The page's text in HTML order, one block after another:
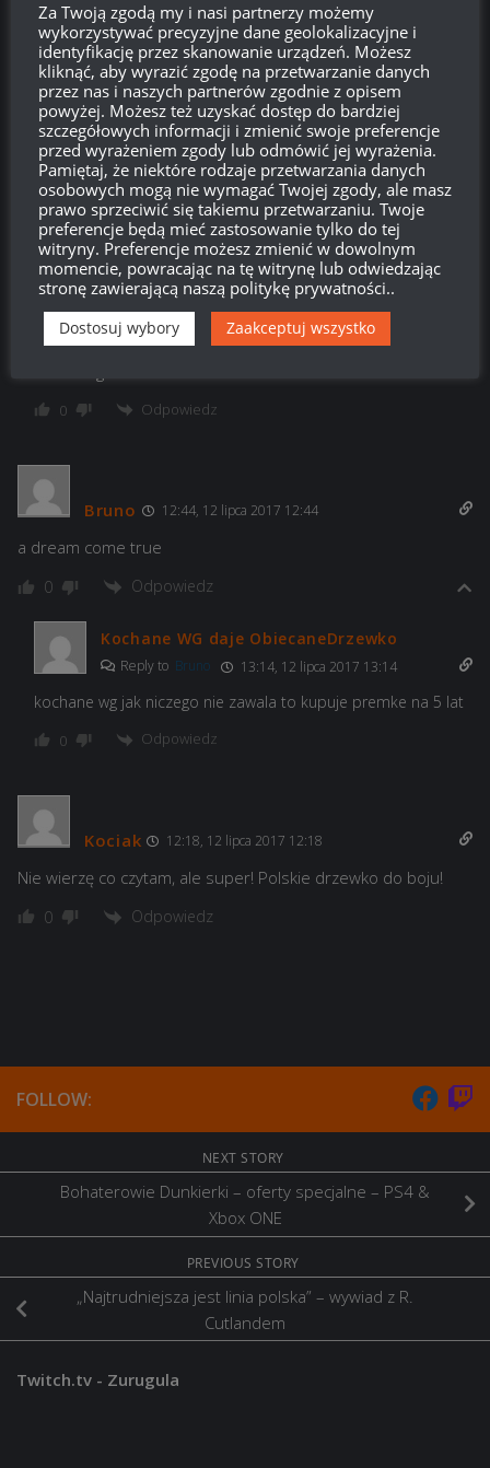
Co Ty masz za życie człowieku? Robią coś dobrego, dla nas
jako polaków: polskie drzewko oficjalnie zapowiedziane,
wchodzi już niedługo polski czołg a tacy jak ty muszą o coś
marudzić. Po co? Idź na spacer albo coś, jak nie możesz
sobie z emocjami poradzić.
0 Odpowiedz
Blitz Reply toOleynick 19:39, 12 lipca 2017 19:39
Bardzo dobrze powiedziane, czemu pewne osoby nie mogą
się cieszyć z tego że coś się w końcu ruszyło i jest: chleb ze
smalcem, emblematy no a czołg Pudel wiadomo że bedzię
np. 1 Sierpnia w rocznice wybuchu Powstania albo nawet jeśli
0 Odpowiedz
Bruno 12:44, 12 lipca 2017 12:44
a dream come true
0 Odpowiedz
Kochane WG daje ObiecaneDrzewko
Reply to Bruno 13:14, 12 lipca 2017 13:14
kochane wg jak niczego nie zawala to kupuje premke na 5 lat
0 Odpowiedz
Kociak 12:18, 12 lipca 2017 12:18
Nie wierzę co czytam, ale super! Polskie drzewko do boju!
0 Odpowiedz
FOLLOW:
NEXT STORY
Bohaterowie Dunkierki – oferty specjalne – PS4 &
Xbox ONE
PREVIOUS STORY
„Najtrudniejsza jest linia polska” – wywiad z R.
Cutlandem
Twitch.tv - Zurugula
Za Twoją zgodą my i nasi partnerzy możemy
wykorzystywać precyzyjne dane geolokalizacyjne i
identyfikację przez skanowanie urządzeń. Możesz
kliknąć, aby wyrazić zgodę na przetwarzanie danych
przez nas i naszych partnerów zgodnie z opisem
powyżej. Możesz też uzyskać dostęp do bardziej
szczegółowych informacji i zmienić swoje preferencje
przed wyrażeniem zgody lub odmówić jej wyrażenia.
Pamiętaj, że niektóre rodzaje przetwarzania danych
osobowych mogą nie wymagać Twojej zgody, ale masz
prawo sprzeciwić się takiemu przetwarzaniu. Twoje
preferencje będą mieć zastosowanie tylko do tej
witryny. Preferencje możesz zmienić w dowolnym
momencie, powracając na tę witrynę lub odwiedzając
stronę zawierającą naszą politykę prywatności..
Dostosuj wybory Zaakceptuj wszystko